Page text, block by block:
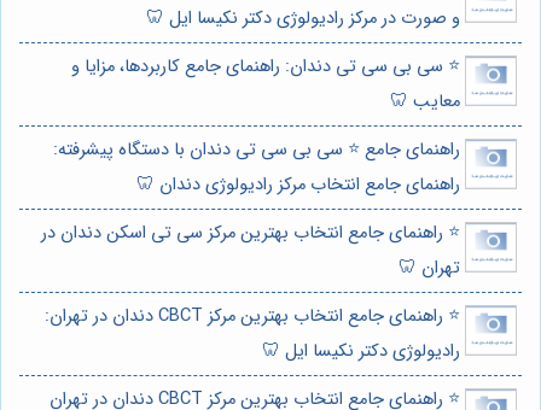
و صورت در مرکز رادیولوژی دکتر نکیسا ایل 🦷
⭐️ سی بی سی تی دندان: راهنمای جامع کاربردها، مزایا و
معایب 🦷
راهنمای جامع ⭐️ سی بی سی تی دندان با دستگاه پیشرفته:
راهنمای جامع انتخاب مرکز رادیولوژی دندان 🦷
⭐️ راهنمای جامع انتخاب بهترین مرکز سی تی اسکن دندان در
تهران 🦷
⭐️ راهنمای جامع انتخاب بهترین مرکز CBCT دندان در تهران:
رادیولوژی دکتر نکیسا ایل 🦷
⭐️ راهنمای جامع انتخاب بهترین مرکز CBCT دندان در تهران